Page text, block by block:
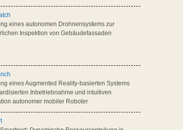
eines autonomen Drohnensystems zur
Inspektion von Gebäudefassaden
eines Augmented Reality-basierten Systems
Inbetriebnahme und intuitiven
autonomer mobiler Roboter